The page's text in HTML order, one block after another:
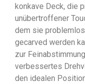
konkave Deck, die
unübertroffener
dem sie
gecarved werden
zur
verbessertes
den idealen